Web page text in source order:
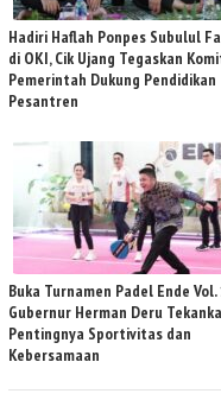
Hadiri Haflah Ponpes Subulul
di OKI, Cik Ujang Tegaskan
Pemerintah Dukung Pendidikan
Pesantren
Buka Turnamen Padel Ende Vol.
Gubernur Herman Deru
Pentingnya Sportivitas dan
Kebersamaan